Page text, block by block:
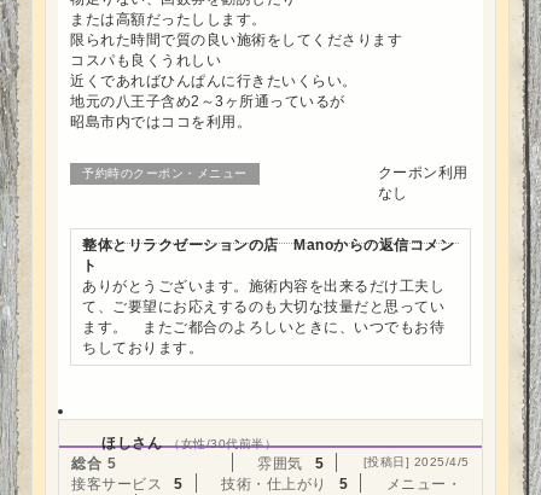
または高額だったしします。
限られた時間で質の良い施術をしてくださります
コスパも良くうれしい
近くであればひんぱんに行きたいくらい。
地元の八王子含め2～3ヶ所通っているが
昭島市内ではココを利用。
予約時のクーポン・メニュー
クーポン利用
なし
整体とリラクゼーションの店 Manoからの返信コメン
ト
ありがとうございます。施術内容を出来るだけ工夫し
て、ご要望にお応えするのも大切な技量だと思ってい
ます。 またご都合のよろしいときに、いつでもお待
ちしております。
ほしさん （女性/30代前半）
[投稿日] 2025/4/5
総合 5 雰囲気
5
接客サービス
5 技術・仕上がり 5
メニュー・